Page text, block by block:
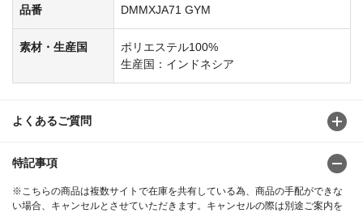
品番 DMMXJA71 GYM
素材・生産国
ポリエステル100%
生産国：インドネシア
よくあるご質問
特記事項
※こちらの商品は複数サイトで在庫を共有している為、商品の手配ができな
い場合、キャンセルとさせていただきます。キャンセルの際は別途ご案内を